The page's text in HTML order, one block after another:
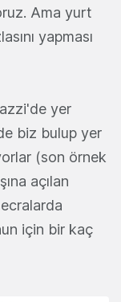
Ama yurt
yapması
yer
biz bulup yer
(son örnek
açılan
için bir kaç